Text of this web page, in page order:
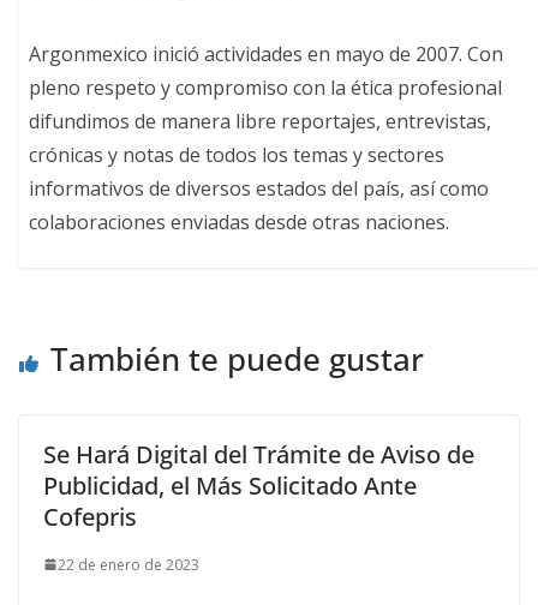
Argonmexico inició actividades en mayo de 2007. Con
pleno respeto y compromiso con la ética profesional
difundimos de manera libre reportajes, entrevistas,
crónicas y notas de todos los temas y sectores
informativos de diversos estados del país, así como
colaboraciones enviadas desde otras naciones.
También te puede gustar
Se Hará Digital del Trámite de Aviso de
Publicidad, el Más Solicitado Ante
Cofepris
22 de enero de 2023